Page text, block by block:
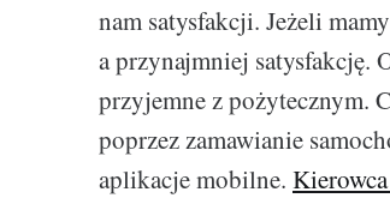
nam satysfakcji. Jeżeli
a przynajmniej satysfakcję.
przyjemne z pożytecznym.
poprzez zamawianie
aplikacje mobilne.